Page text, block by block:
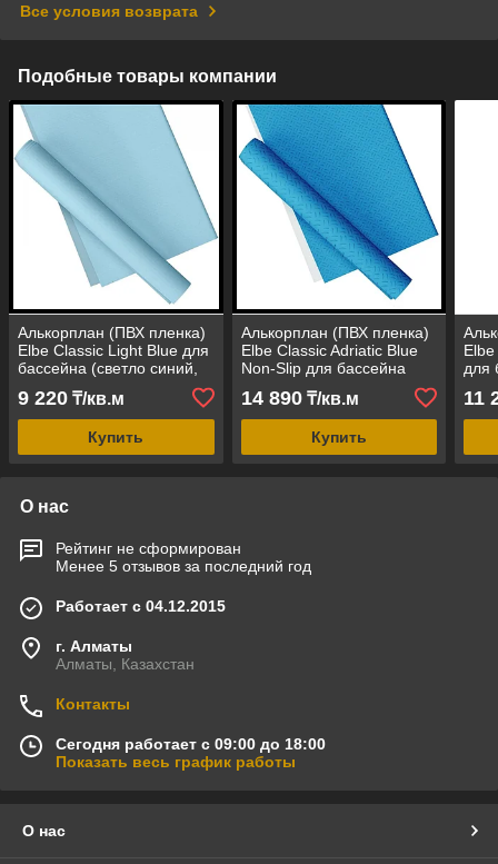
Все условия возврата
Подобные товары компании
Алькорплан (ПВХ пленка)
Elbe Classic Light Blue для
бассейна (светло синий,
ширина рулона = 1.65 м)
9 220 ₸/кв.м
Купить
Алькорплан (ПВХ пленка)
Elbe Classic Adriatic Blue
Non-Slip для бассейна
(антислип, ширина рулона
= 1.65 м)
14 890₸/кв.м
Купить
для
=
11
О нас
Рейтинг не сформирован
Менее 5 отзывов за последний год
Работает с 04.12.2015
г. Алматы
Алматы, Казахстан
Контакты
Сегодня работает с 09:00 до 18:00
Показать весь график работы
О нас